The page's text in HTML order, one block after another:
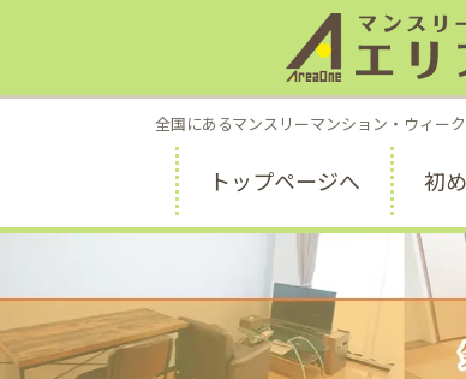
全国にあるマンスリーマンション・ウィー
トップページへ 初